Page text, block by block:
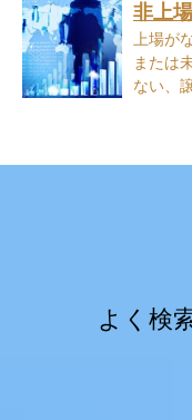
非上
上場が
または
ない、
よく検